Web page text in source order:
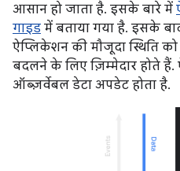
आसान हो जाता है. इसके बारे में
गाइड में बताया गया है. इसके
ऐप्लिकेशन की मौजूदा स्थिति
बदलने के लिए ज़िम्मेदार होते हैं.
ऑब्ज़र्वेबल डेटा अपडेट होता है.